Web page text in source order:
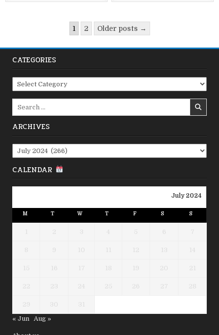
pagination
1 2 Older posts →
CATEGORIES
Categories
ARCHIVES
Archives
CALENDAR
July 2024
M T W T F S S
1 2 3 4 5 6 7
8 9 10 11 12 13 14
15 16 17 18 19 20 21
22 23 24 25 26 27 28
29 30
31
« Jun
Aug »